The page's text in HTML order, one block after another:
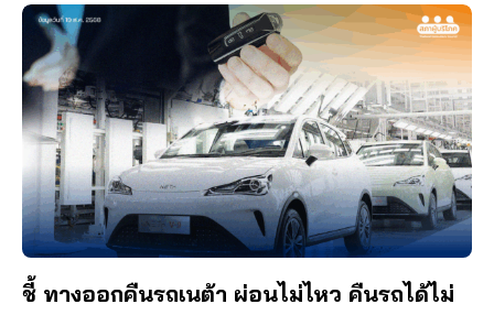
ชี้ ทางออกคืนรถเนต้า ผ่อนไม่ไหว คืนรถได้ไม่